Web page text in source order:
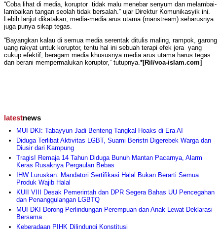
“Coba lihat di media, koruptor tidak malu menebar senyum dan melambai-
lambaikan tangan seolah tidak bersalah.” ujar Direktur Komunikasyik ini.
Lebih lanjut dikatakan, media-media arus utama (manstream) seharusnya
juga punya sikap tegas.
“Bayangkan kalau di semua media serentak ditulis maling, rampok, garong
uang rakyat untuk koruptor, tentu hal ini sebuah terapi efek jera yang
cukup efektif, beragam media khususnya media arus utama harus tegas
dan berani mempermalukan koruptor,” tutupnya.*[Ril/voa-islam.com]
latestnews
MUI DKI: Tabayyun Jadi Benteng Tangkal Hoaks di Era AI
Diduga Terlibat Aktivitas LGBT, Suami Beristri Digerebek Warga dan
Diusir dari Kampung
Tragis! Remaja 14 Tahun Diduga Bunuh Mantan Pacarnya, Alarm
Keras Rusaknya Pergaulan Bebas
IHW Luruskan: Mandatori Sertifikasi Halal Bukan Berarti Semua
Produk Wajib Halal
KUII VIII Desak Pemerintah dan DPR Segera Bahas UU Pencegahan
dan Penanggulangan LGBTQ
MUI DKI Dorong Perlindungan Perempuan dan Anak Lewat Deklarasi
Bersama
Keberadaan PIHK Dilindungi Konstitusi